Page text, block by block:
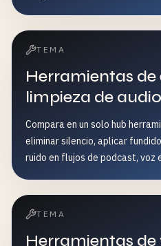
TEMA
Herramientas de
limpieza de audio
Compara en un solo hub
eliminar silencio, aplicar
ruido en flujos de podcast, voz
TEMA
Herramientas de